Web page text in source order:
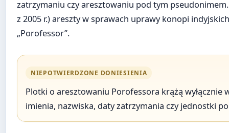
zatrzymaniu czy aresztowaniu pod tym
z 2005 r.) areszty w sprawach uprawy konopi
„Porofessor”.
NIEPOTWIERDZONE DONIESIENIA
Plotki o aresztowaniu Porofessora krążą
imienia, nazwiska, daty zatrzymania czy jednostki